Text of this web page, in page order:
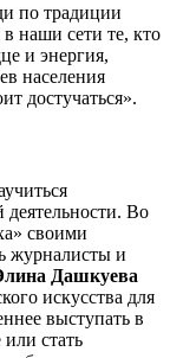
по традиции
наши сети те, кто
и энергия,
населения
достучаться».
деятельности. Во
своими
журналисты и
Дашкуева
искусства для
выступать в
стать